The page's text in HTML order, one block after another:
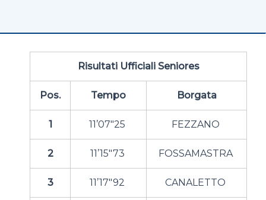
Risultati Ufficiali Seniores
Pos. Tempo Borgata
1 11’07″25 FEZZANO
2 11’15″73 FOSSAMASTRA
3 11’17″92 CANALETTO